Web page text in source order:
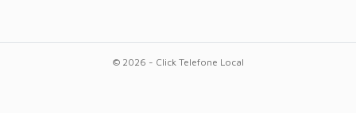
© 2026 - Click Telefone Local